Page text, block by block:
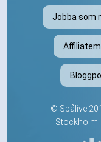
Jobba som
© Spålive
Stockholm.